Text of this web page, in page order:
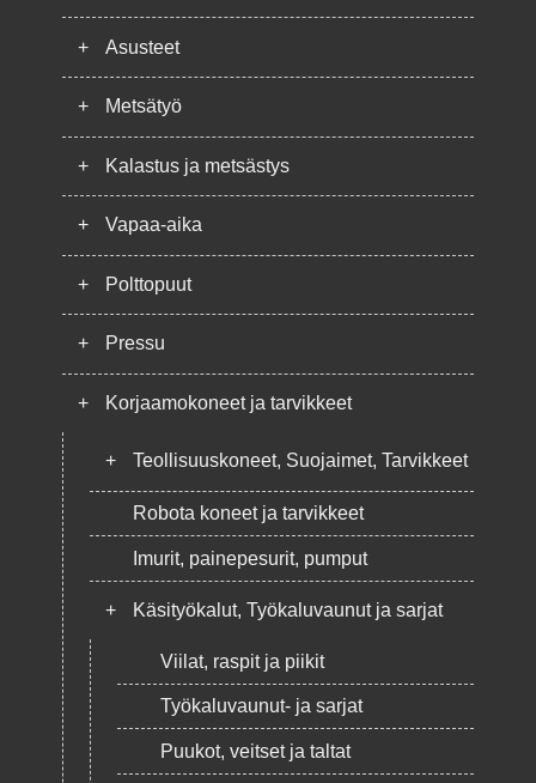
+ Asusteet
+ Metsätyö
+ Kalastus ja metsästys
+ Vapaa-aika
+ Polttopuut
+ Pressu
+ Korjaamokoneet ja tarvikkeet
+ Teollisuuskoneet, Suojaimet, Tarvikkeet
Robota koneet ja tarvikkeet
Imurit, painepesurit, pumput
+ Käsityökalut, Työkaluvaunut ja sarjat
Viilat, raspit ja piikit
Työkaluvaunut- ja sarjat
Puukot, veitset ja taltat